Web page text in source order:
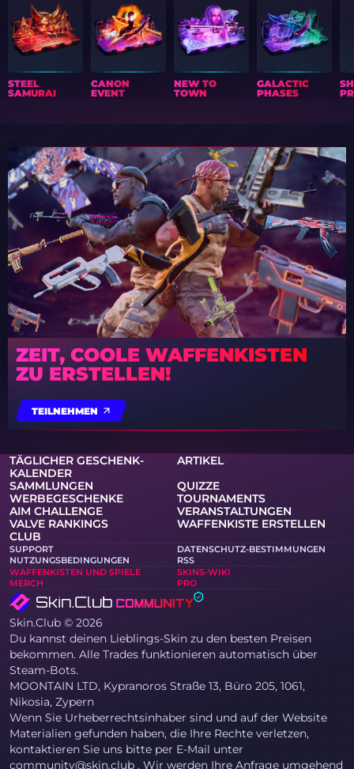
STEEL
SAMURAI
CANON
EVENT
NEW TO
TOWN
GALACTIC
PHASES
ZEIT, COOLE WAFFENKISTEN
ZU ERSTELLEN!
TEILNEHMEN
TÄGLICHER GESCHENK-
KALENDER
ARTIKEL
SAMMLUNGEN
QUIZZE
WERBEGESCHENKE
TOURNAMENTS
AIM CHALLENGE
VERANSTALTUNGEN
VALVE RANKINGS
WAFFENKISTE ERSTELLEN
CLUB
SUPPORT
DATENSCHUTZ-BESTIMMUNGEN
NUTZUNGSBEDINGUNGEN
RSS
WAFFENKISTEN UND SPIELE
SKINS-WIKI
MERCH
PRO
Skin.Club © 2026
Du kannst deinen Lieblings-Skin zu den besten Preisen
bekommen. Alle Trades funktionieren automatisch über
Steam-Bots.
MOONTAIN LTD, Kypranoros Straße 13, Büro 205, 1061,
Nikosia, Zypern
Wenn Sie Urheberrechtsinhaber sind und auf der Website
Materialien gefunden haben, die Ihre Rechte verletzen,
kontaktieren Sie uns bitte per E-Mail unter
community@skin.club . Wir werden Ihre Anfrage umgehend